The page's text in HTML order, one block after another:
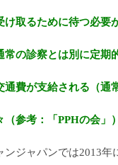
ために待つ必要が
診察とは別に定期的
が支給される（通常
考：「PPHの会」）
ジャパンでは2013年